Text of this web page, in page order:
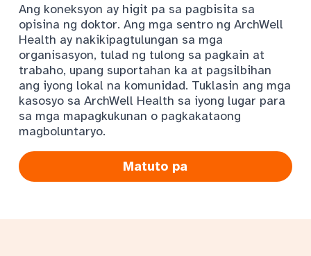
Ang koneksyon ay higit pa sa pagbisita sa
opisina ng doktor. Ang mga sentro ng ArchWell
Health ay nakikipagtulungan sa mga
organisasyon, tulad ng tulong sa pagkain at
trabaho, upang suportahan ka at pagsilbihan
ang iyong lokal na komunidad. Tuklasin ang mga
kasosyo sa ArchWell Health sa iyong lugar para
sa mga mapagkukunan o pagkakataong
magboluntaryo.
Matuto pa